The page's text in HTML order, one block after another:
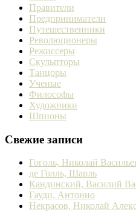
Правители
Предприниматели
Путешественники
Революционеры
Режиссеры
Скульпторы
Танцоры
Ученые
Философы
Художники
Шпионы
Свежие записи
Гоголь, Николай
де Голль, Шарль
Кандинский, Василий
Гауди, Антонио
Некрасов, Николай